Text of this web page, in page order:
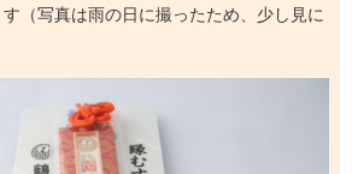
（写真は雨の日に撮ったため、少し見に